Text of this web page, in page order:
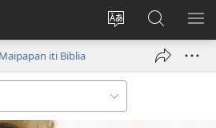
Baliwan
lengguahe
ti
site
Ag-
log
(manglukat
iti
Agbirok
iti
JW.ORG
iti Biblia